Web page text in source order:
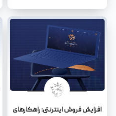
افزایش فروش اینترنتی: راهکارهای